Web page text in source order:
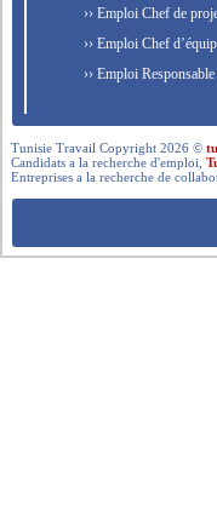
›› Emploi Chef de
›› Emploi Chef
›› Emploi Responsable
Tunisie Travail Copyright 2026 ©
Candidats a la recherche d'emploi,
Entreprises a la recherche de